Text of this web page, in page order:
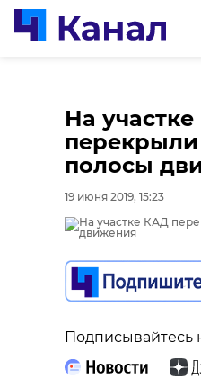
На
полосы
19 июня 2019, 15:23
Подписывайтесь
В
разгадал